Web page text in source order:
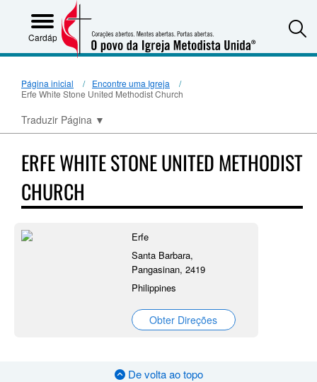
Cardápio
Página inicial
Encontre uma Igreja
Erfe White Stone United Methodist Church
Traduzir Página ▼
ERFE WHITE STONE UNITED METHODIST
CHURCH
Erfe
Santa Barbara,
Pangasinan, 2419
Philippines
Obter Direções
De volta ao topo